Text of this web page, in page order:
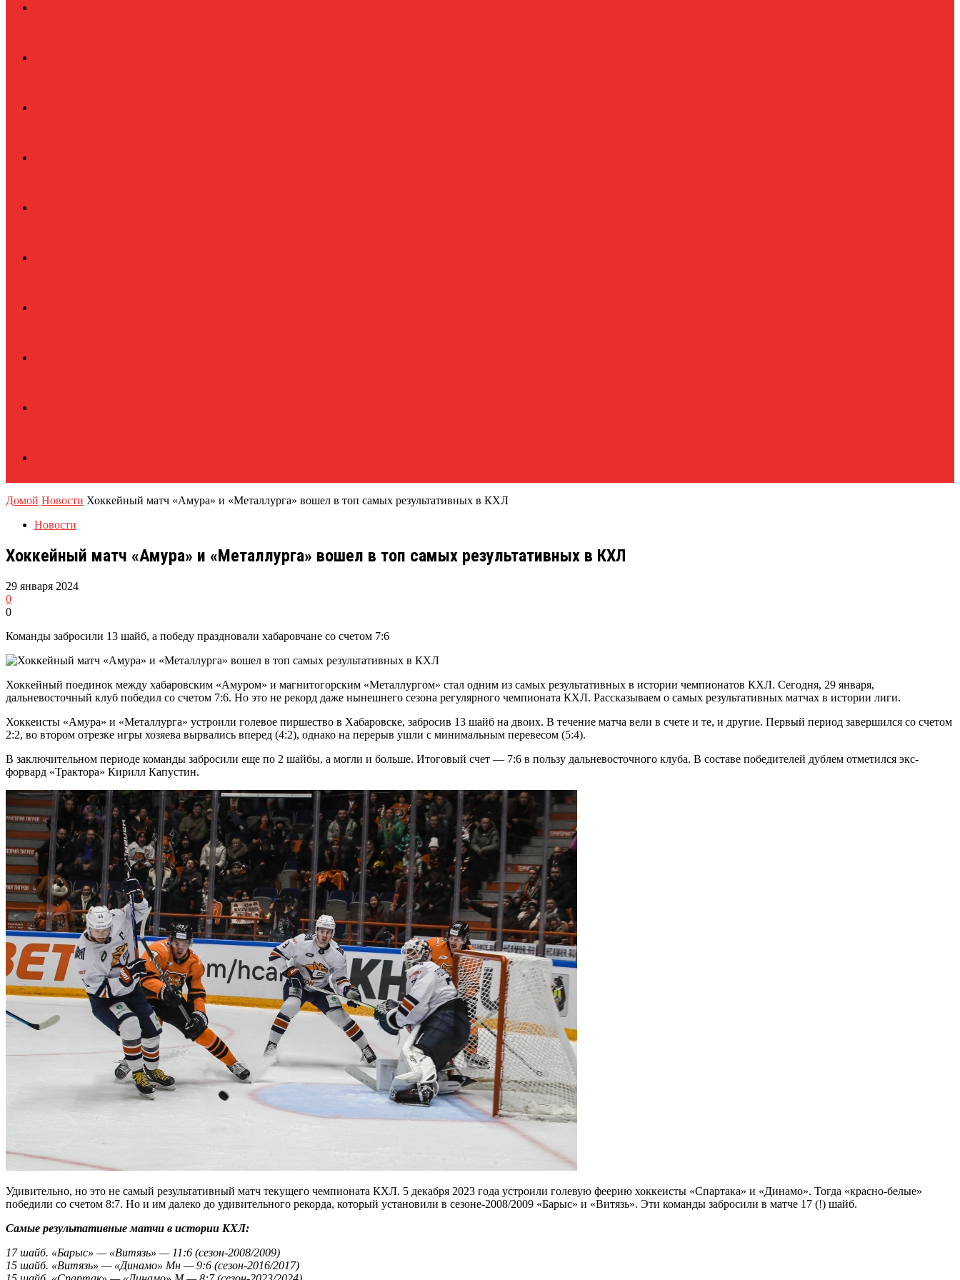
Домой Новости Хоккейный матч «Амура» и «Металлурга» вошел в топ самых результативных в КХЛ
Новости
Хоккейный матч «Амура» и «Металлурга» вошел в топ самых результативных в КХЛ
29 января 2024
0
0
Команды забросили 13 шайб, а победу праздновали хабаровчане со счетом 7:6
Хоккейный поединок между хабаровским «Амуром» и магнитогорским «Металлургом» стал одним из самых результативных в истории чемпионатов КХЛ. Сегодня, 29 января,
дальневосточный клуб победил со счетом 7:6. Но это не рекорд даже нынешнего сезона регулярного чемпионата КХЛ. Рассказываем о самых результативных матчах в истории лиги.
Хоккеисты «Амура» и «Металлурга» устроили голевое пиршество в Хабаровске, забросив 13 шайб на двоих. В течение матча вели в счете и те, и другие. Первый период завершился со счетом
2:2, во втором отрезке игры хозяева вырвались вперед (4:2), однако на перерыв ушли с минимальным перевесом (5:4).
В заключительном периоде команды забросили еще по 2 шайбы, а могли и больше. Итоговый счет — 7:6 в пользу дальневосточного клуба. В составе победителей дублем отметился экс-
форвард «Трактора» Кирилл Капустин.
Удивительно, но это не самый результативный матч текущего чемпионата КХЛ. 5 декабря 2023 года устроили голевую феерию хоккеисты «Спартака» и «Динамо». Тогда «красно-белые»
победили со счетом 8:7. Но и им далеко до удивительного рекорда, который установили в сезоне-2008/2009 «Барыс» и «Витязь». Эти команды забросили в матче 17 (!) шайб.
Самые результативные матчи в истории КХЛ:
17 шайб. «Барыс» — «Витязь» — 11:6 (сезон-2008/2009)
15 шайб. «Витязь» — «Динамо» Мн — 9:6 (сезон-2016/2017)